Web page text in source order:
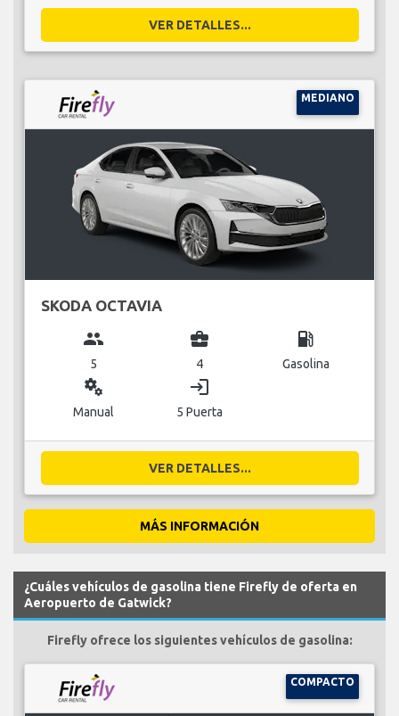
VER DETALLES...
MEDIANO
SKODA OCTAVIA
group
5
business_center
4
local_gas_station
Gasolina
miscellaneous_services
Manual
login
5 Puerta
VER DETALLES...
MÁS INFORMACIÓN
¿Cuáles vehículos de gasolina tiene Firefly de oferta en
Aeropuerto de Gatwick?
Firefly ofrece los siguientes vehículos de gasolina:
COMPACTO